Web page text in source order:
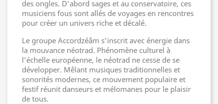
des ongles. D’abord sages et au conservatoire, ces
musiciens fous sont allés de voyages en rencontres
pour créer un univers riche et décalé.
Le groupe Accordzéâm s’inscrit avec énergie dans
la mouvance néotrad. Phénomène culturel à
l’échelle européenne, le néotrad ne cesse de se
développer. Mêlant musiques traditionnelles et
sonorités modernes, ce mouvement populaire et
festif réunit danseurs et mélomanes pour le plaisir
de tous.